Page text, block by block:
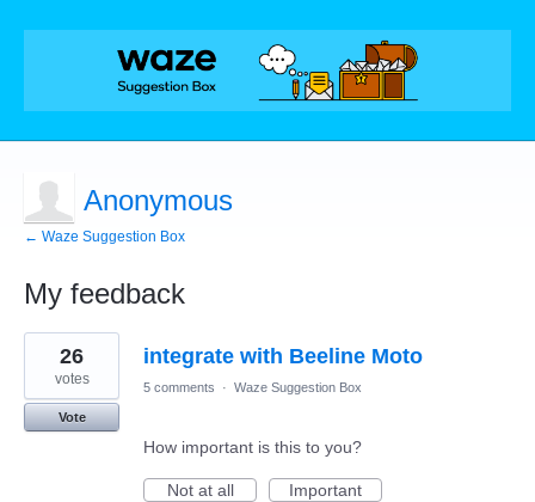
Anonymous
← Waze Suggestion Box
My feedback
1
result
found
integrate with Beeline Moto
26
votes
Vote
5 comments · Waze Suggestion Box
How important is this to you?
Not at all
Important